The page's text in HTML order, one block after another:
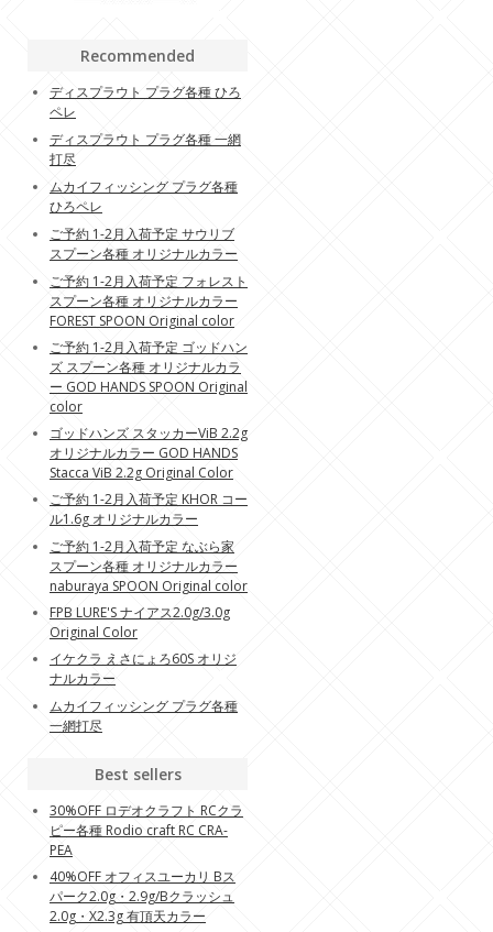
Recommended
ディスプラウト プラグ各種 ひろ
ペレ
ディスプラウト プラグ各種 一網
打尽
ムカイフィッシング プラグ各種
ひろペレ
ご予約 1-2月入荷予定 サウリブ
スプーン各種 オリジナルカラー
ご予約 1-2月入荷予定 フォレスト
スプーン各種 オリジナルカラー
FOREST SPOON Original color
ご予約 1-2月入荷予定 ゴッドハン
ズ スプーン各種 オリジナルカラ
ー GOD HANDS SPOON Original
color
ゴッドハンズ スタッカーViB 2.2g
オリジナルカラー GOD HANDS
Stacca ViB 2.2g Original Color
ご予約 1-2月入荷予定 KHOR コー
ル1.6g オリジナルカラー
ご予約 1-2月入荷予定 なぶら家
スプーン各種 オリジナルカラー
naburaya SPOON Original color
FPB LURE'S ナイアス2.0g/3.0g
Original Color
イケクラ えさにょろ60S オリジ
ナルカラー
ムカイフィッシング プラグ各種
一網打尽
Best sellers
30%OFF ロデオクラフト RCクラ
ピー各種 Rodio craft RC CRA-
PEA
40%OFF オフィスユーカリ Bス
パーク2.0g・2.9g/Bクラッシュ
2.0g・X2.3g 有頂天カラー